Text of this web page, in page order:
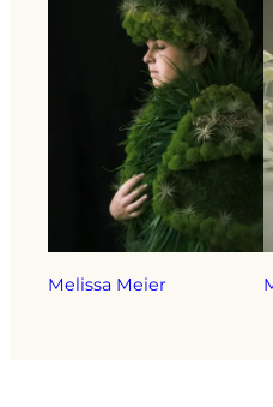
Melissa Meier